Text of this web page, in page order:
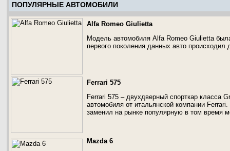
ПОПУЛЯРНЫЕ АВТОМОБИЛИ
Alfa Romeo Giulietta
Модель автомобиля Alfa Romeo Giulietta
первого поколения данных авто происходил
Ferrari 575
Ferrari 575 – двухдверный спорткар класса
автомобиля от итальянской компании
заменил на рынке популярную в том время
Mazda 6